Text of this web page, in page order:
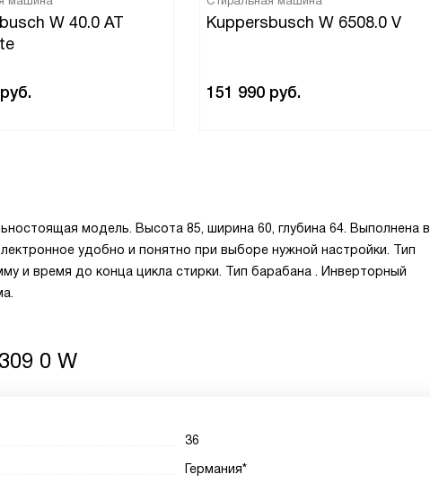
W 40.0 AT
руб.
Kuppersbusch W 6508.0 V
151 990 руб.
модель. Высота 85, ширина 60, глубина 64. Выполнена в
удобно и понятно при выборе нужной настройки. Тип
и время до конца цикла стирки. Тип барабана . Инверторный
0 W
36
Германия*